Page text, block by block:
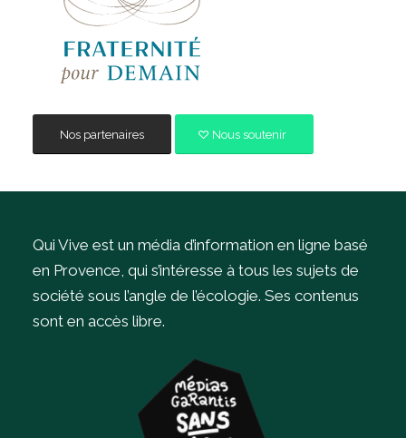
Nos partenaires Nous soutenir
Qui Vive est un média d’information en ligne basé
en Provence, qui s’intéresse à tous les sujets de
société sous l’angle de l’écologie. Ses contenus
sont en accès libre.